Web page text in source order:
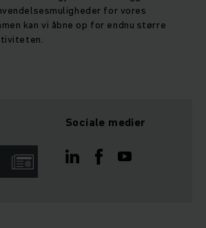
for vores
kan vi åbne op for endnu større
Sociale medier